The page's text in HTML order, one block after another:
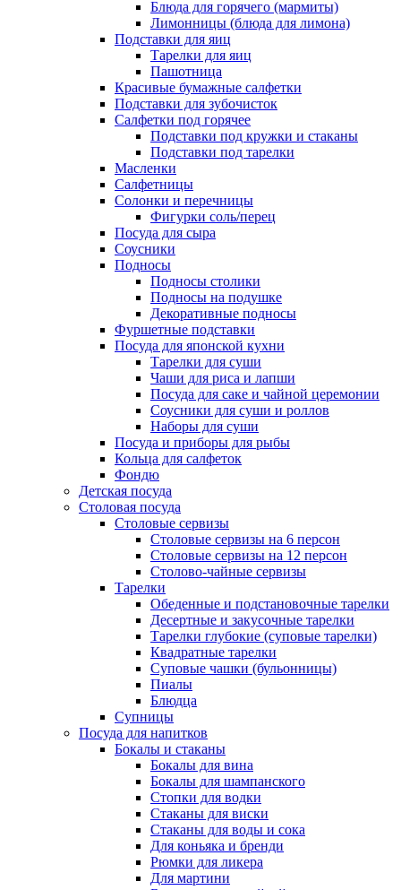
Блюда для горячего (мармиты)
Лимонницы (блюда для лимона)
Подставки для яиц
Тарелки для яиц
Пашотница
Красивые бумажные салфетки
Подставки для зубочисток
Салфетки под горячее
Подставки под кружки и стаканы
Подставки под тарелки
Масленки
Салфетницы
Солонки и перечницы
Фигурки соль/перец
Посуда для сыра
Соусники
Подносы
Подносы столики
Подносы на подушке
Декоративные подносы
Фуршетные подставки
Посуда для японской кухни
Тарелки для суши
Чаши для риса и лапши
Посуда для саке и чайной церемонии
Соусники для суши и роллов
Наборы для суши
Посуда и приборы для рыбы
Кольца для салфеток
Фондю
Детская посуда
Столовая посуда
Столовые сервизы
Столовые сервизы на 6 персон
Столовые сервизы на 12 персон
Столово-чайные сервизы
Тарелки
Обеденные и подстановочные тарелки
Десертные и закусочные тарелки
Тарелки глубокие (суповые тарелки)
Квадратные тарелки
Суповые чашки (бульонницы)
Пиалы
Блюдца
Супницы
Посуда для напитков
Бокалы и стаканы
Бокалы для вина
Бокалы для шампанского
Стопки для водки
Стаканы для виски
Стаканы для воды и сока
Для коньяка и бренди
Рюмки для ликера
Для мартини